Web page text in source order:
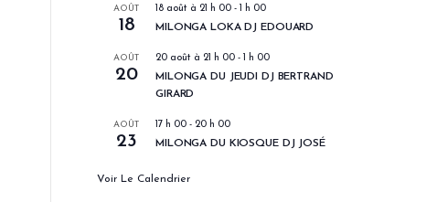
AOÛT
18
18 août à 21 h 00 - 1 h 00
MILONGA LOKA DJ EDOUARD
AOÛT
20
20 août à 21 h 00 - 1 h 00
MILONGA DU JEUDI DJ BERTRAND
GIRARD
AOÛT
23
17 h 00 - 20 h 00
MILONGA DU KIOSQUE DJ JOSÉ
Voir Le Calendrier